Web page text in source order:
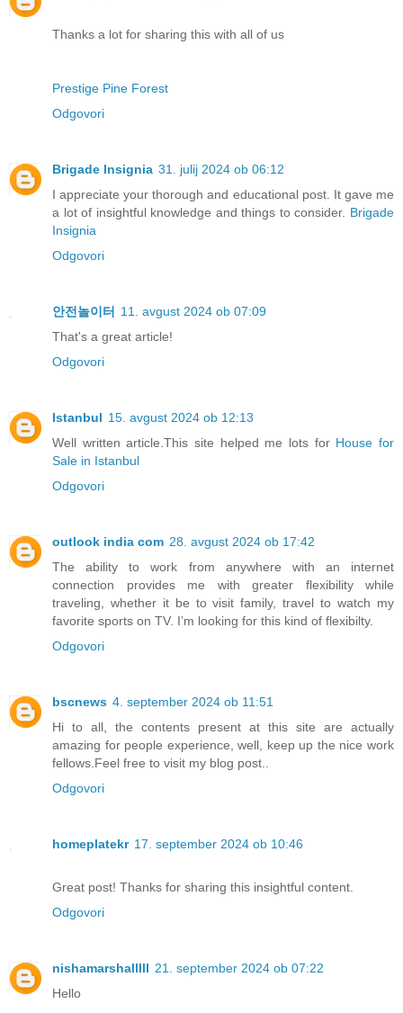
Thanks a lot for sharing this with all of us
Prestige Pine Forest
Odgovori
Brigade Insignia 31. julij 2024 ob 06:12
I appreciate your thorough and educational post. It gave me
a lot of insightful knowledge and things to consider. Brigade
Insignia
Odgovori
안전놀이터
11. avgust 2024 ob 07:09
That's a great article!
Odgovori
Istanbul 15. avgust 2024 ob 12:13
Well written article.This site helped me lots for House for
Sale in Istanbul
Odgovori
outlook india com 28. avgust 2024 ob 17:42
The ability to work from anywhere with an internet
connection provides me with greater flexibility while
traveling, whether it be to visit family, travel to watch my
favorite sports on TV. I’m looking for this kind of flexibilty.
Odgovori
bscnews 4. september 2024 ob 11:51
Hi to all, the contents present at this site are actually
amazing for people experience, well, keep up the nice work
fellows.Feel free to visit my blog post..
Odgovori
homeplatekr 17. september 2024 ob 10:46
Great post! Thanks for sharing this insightful content.
Odgovori
nishamarshalllll 21. september 2024 ob 07:22
Hello